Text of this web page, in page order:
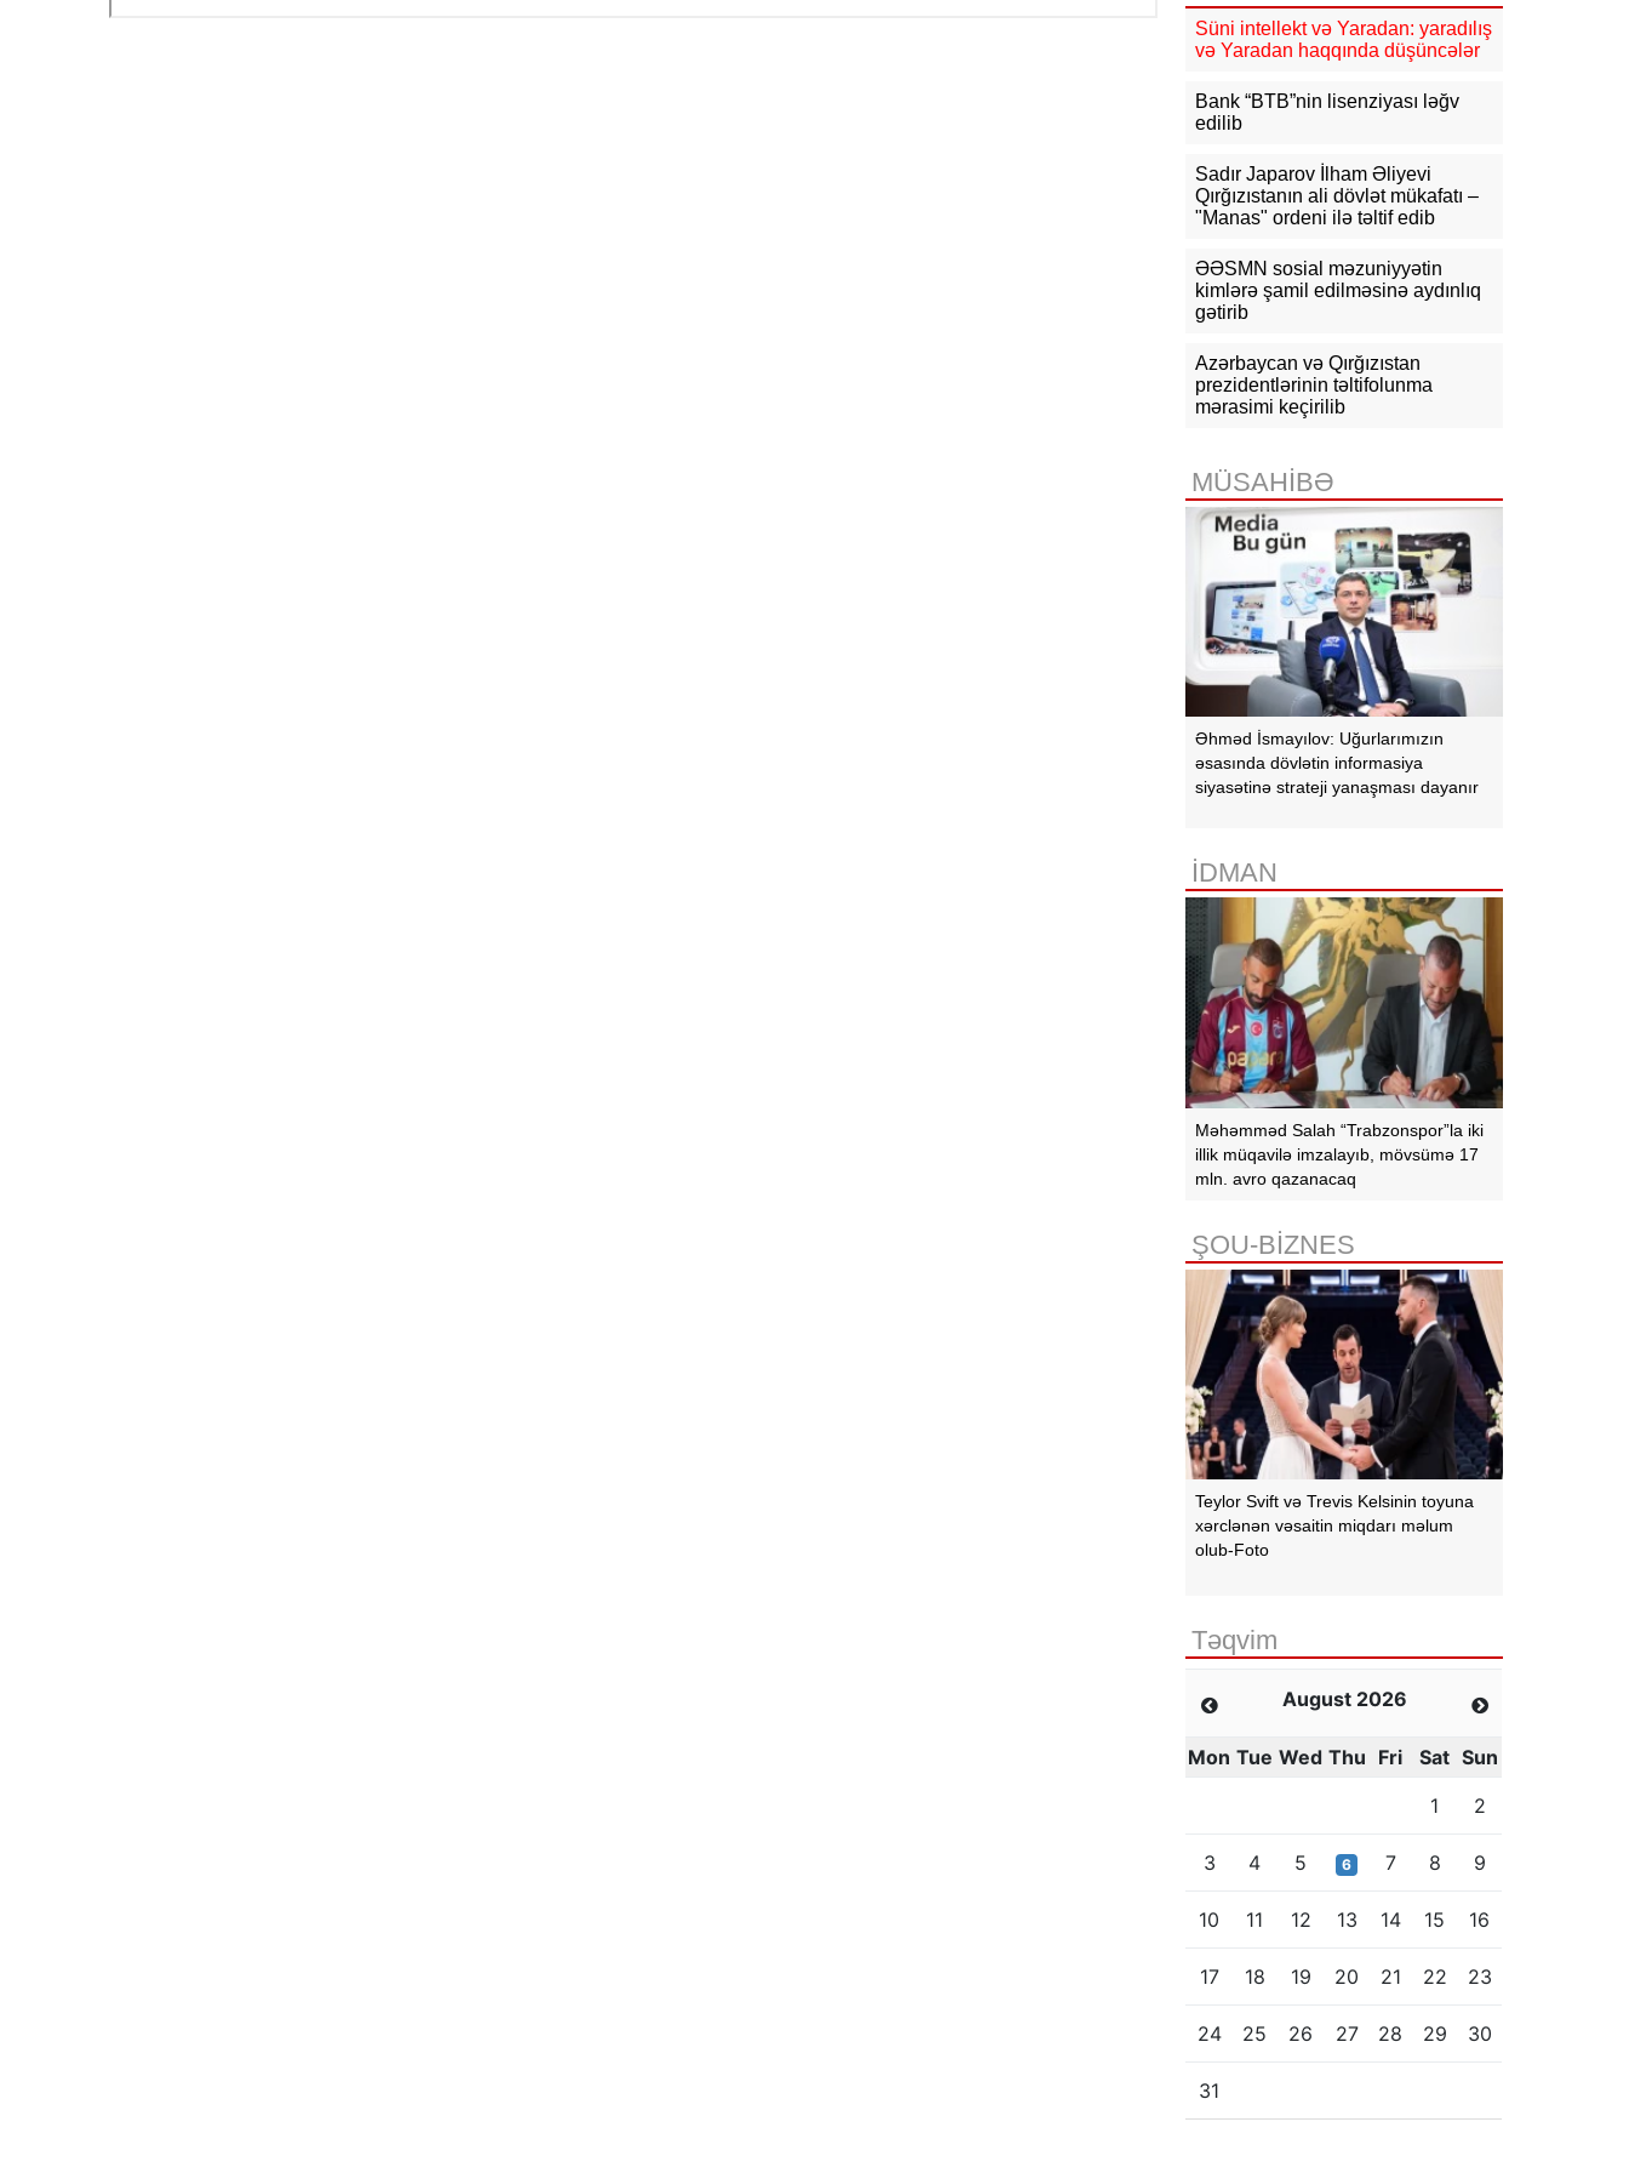
Tramp zəng etdi - Pentaqonda
15:53
əməliyyatlar ən qısa zamanda
dayandırılmalıdır
dən çox şəxsin saxlanıldığı bildirilir
15:26 Kiyevdə Azərbaycan və
15:14 Ceyhun Bayramov Ukraynada
Azərbaycan Xalq Cümhuriyyətinin
Süni intellekt və Yaradan: yaradılış
və Yaradan haqqında düşüncələr
Bank “BTB”nin lisenziyası ləğv
edilib
Sadır Japarov İlham Əliyevi
Qırğızıstanın ali dövlət mükafatı –
"Manas" ordeni ilə təltif edib
ƏƏSMN sosial məzuniyyətin
kimlərə şamil edilməsinə aydınlıq
gətirib
Azərbaycan və Qırğızıstan
prezidentlərinin təltifolunma
mərasimi keçirilib
MÜSAHİBƏ
Əhməd İsmayılov: Uğurlarımızın
əsasında dövlətin informasiya
siyasətinə strateji yanaşması dayanır
İDMAN
Məhəmməd Salah “Trabzonspor”la iki
illik müqavilə imzalayıb, mövsümə 17
mln. avro qazanacaq
ŞOU-BİZNES
Teylor Svift və Trevis Kelsinin toyuna
xərclənən vəsaitin miqdarı məlum
olub-Foto
Təqvim
August 2026
Mon Tue Wed Thu Fri Sat Sun
1
2
3 4 5 6 7 8 9
10 11 12 13 14 15 16
17 18 19 20 21 22 23
24 25 26 27 28 29 30
31